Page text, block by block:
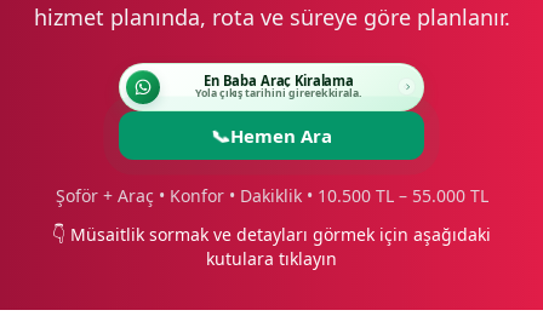
hizmet planında, rota ve süreye göre planlanır.
En Baba Araç Kiralama
Yola çıkış tarihini girerek kirala.
📞Hemen Ara
Şoför + Araç • Konfor • Dakiklik • 10.500 TL – 55.000 TL
👇 Müsaitlik sormak ve detayları görmek için aşağıdaki
kutulara tıklayın